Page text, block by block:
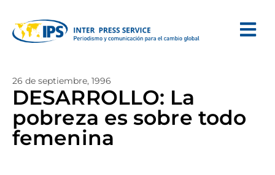
26 de septiembre, 1996
DESARROLLO: La
pobreza es sobre todo
femenina